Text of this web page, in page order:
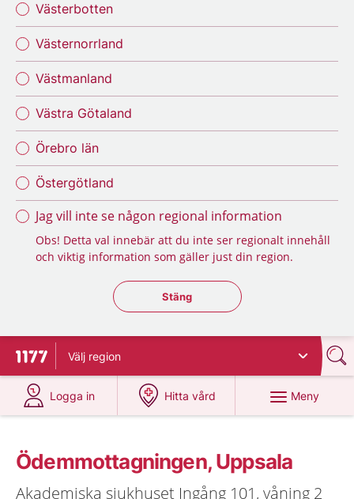
Västerbotten
Västernorrland
Västmanland
Västra Götaland
Örebro län
Östergötland
Jag vill inte se någon regional information
Obs! Detta val innebär att du inte ser regionalt innehåll
och viktig information som gäller just din region.
Stäng regionsväljaren
Stäng
Till startsidan för 1177
Välj region
Logga in
på 1177.se
Hitta vård
på 1177.se
Meny
Ödemmottagningen, Uppsala
Akademiska sjukhuset Ingång 101, våning 2